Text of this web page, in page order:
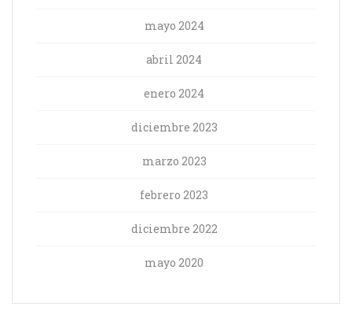
mayo 2024
abril 2024
enero 2024
diciembre 2023
marzo 2023
febrero 2023
diciembre 2022
mayo 2020